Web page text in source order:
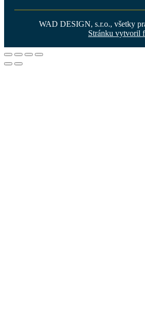
WAD DESIGN, s.r.o., všetky
Stránku vytvoril